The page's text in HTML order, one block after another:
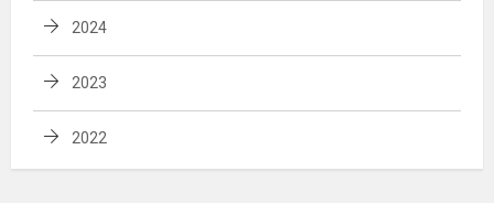
2024
2023
2022